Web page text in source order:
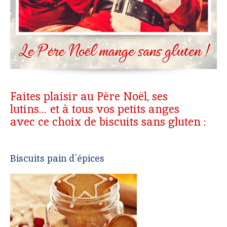
Faites plaisir au Père Noël, ses
lutins… et à tous vos petits anges
avec ce choix de biscuits sans gluten :
Biscuits pain d’épices